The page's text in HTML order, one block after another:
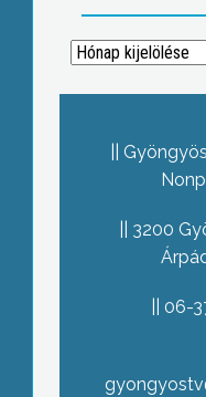
Archívum
3200
06-